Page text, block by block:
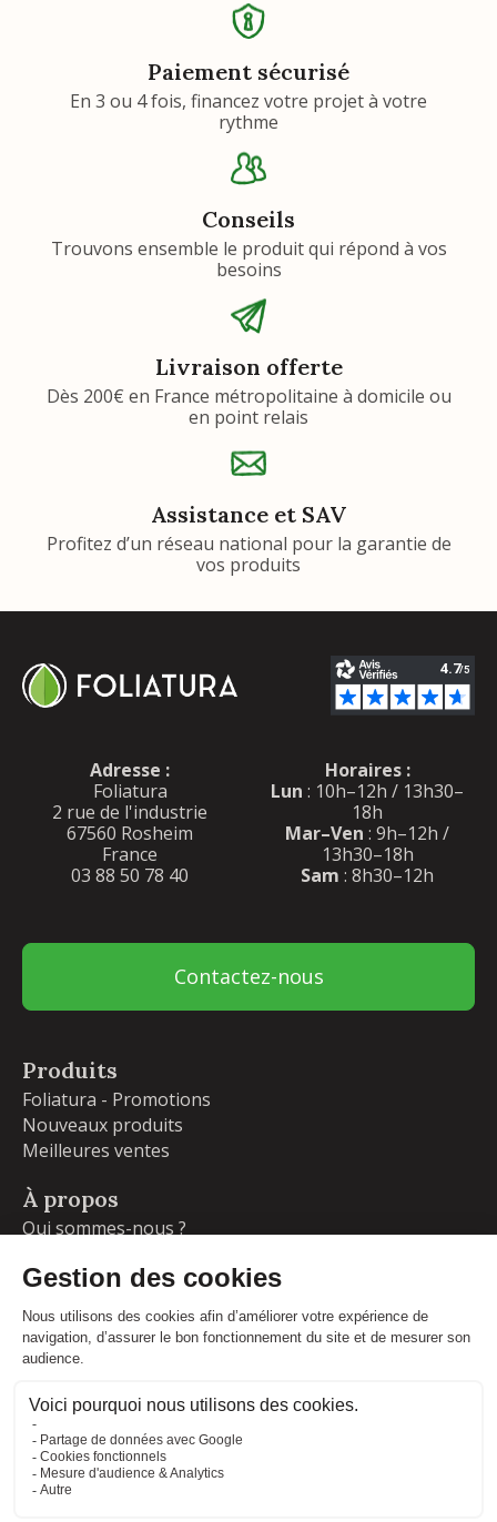
Paiement sécurisé
En 3 ou 4 fois, financez votre projet à votre
rythme
Conseils
Trouvons ensemble le produit qui répond à vos
besoins
Livraison offerte
Dès 200€ en France métropolitaine à domicile ou
en point relais
Assistance et SAV
Profitez d’un réseau national pour la garantie de
vos produits
Adresse :
Foliatura
2 rue de l'industrie
67560 Rosheim
France
03 88 50 78 40
Horaires :
Lun : 10h–12h / 13h30–
18h
Mar–Ven : 9h–12h /
13h30–18h
Sam : 8h30–12h
Contactez-nous
Produits
Foliatura - Promotions
Nouveaux produits
Meilleures ventes
À propos
Qui sommes-nous ?
Livraisons et retours
Blog
Votre compte
Commandes
Adresses